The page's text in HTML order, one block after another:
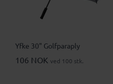
Yfke 30" Golfparaply
106 NOK ved 100 stk.